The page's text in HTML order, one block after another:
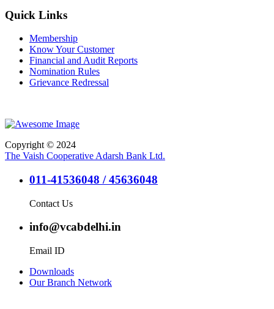
Quick Links
Membership
Know Your Customer
Financial and Audit Reports
Nomination Rules
Grievance Redressal
Copyright © 2024
The Vaish Cooperative Adarsh Bank Ltd.
011-41536048 / 45636048
Contact Us
info@vcabdelhi.in
Email ID
Downloads
Our Branch Network